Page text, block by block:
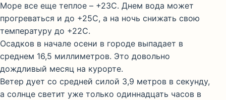
Море все еще теплое – +23С. Днем вода может
прогреваться и до +25С, а на ночь снижать свою
температуру до +22С.
Осадков в начале осени в городе выпадает в
среднем 16,5 миллиметров. Это довольно
дождливый месяц на курорте.
Ветер дует со средней силой 3,9 метров в секунду,
а солнце светит уже только одиннадцать часов в